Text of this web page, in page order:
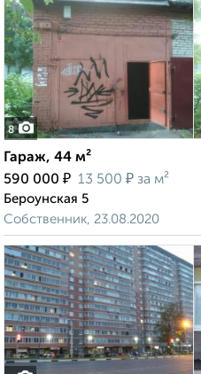
8
Гараж, 44 м²
590 000 ₽ 13 500 ₽ за м²
Бероунская 5
Собственник, 23.08.2020